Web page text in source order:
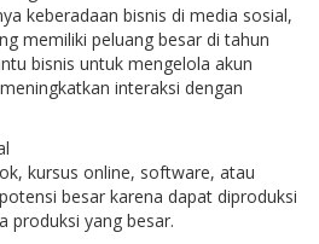
keberadaan bisnis di media sosial,
memiliki peluang besar di tahun
bisnis untuk mengelola akun
interaksi dengan
kursus online, software, atau
besar karena dapat diproduksi
produksi yang besar.